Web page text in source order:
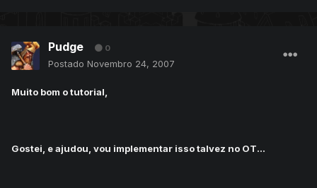
Pudge 0
Postado Novembro 24, 2007
Muito bom o tutorial,
Gostei, e ajudou, vou implementar isso talvez no OT...